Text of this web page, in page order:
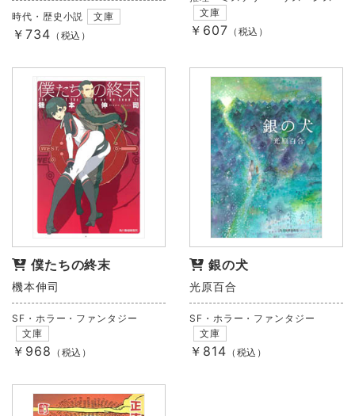
時代・歴史小説 文庫
￥734 （税込）
文庫
￥607 （税込）
僕たちの終末
機本伸司
SF・ホラー・ファンタジー
文庫
￥968 （税込）
銀の犬
光原百合
SF・ホラー・ファンタジー
文庫
￥814 （税込）